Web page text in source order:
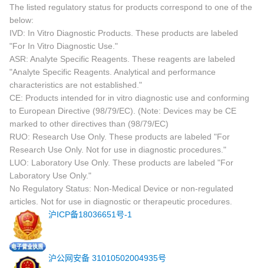
The listed regulatory status for products correspond to one of the
below:
IVD: In Vitro Diagnostic Products. These products are labeled
"For In Vitro Diagnostic Use."
ASR: Analyte Specific Reagents. These reagents are labeled
"Analyte Specific Reagents. Analytical and performance
characteristics are not established."
CE: Products intended for in vitro diagnostic use and conforming
to European Directive (98/79/EC). (Note: Devices may be CE
marked to other directives than (98/79/EC)
RUO: Research Use Only. These products are labeled "For
Research Use Only. Not for use in diagnostic procedures."
LUO: Laboratory Use Only. These products are labeled "For
Laboratory Use Only."
No Regulatory Status: Non-Medical Device or non-regulated
articles. Not for use in diagnostic or therapeutic procedures.
沪ICP备18036651号-1
沪公网安备 31010502004935号